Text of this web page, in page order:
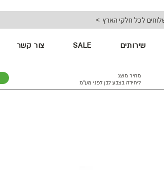
שירותים SALE צור קשר
מחיר מוצג
ליחידה בצבע לבן לפני מע״מ